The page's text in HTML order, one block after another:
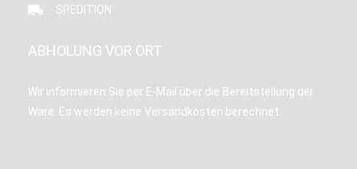
SPEDITION
ABHOLUNG VOR ORT
Wir informieren Sie per E-Mail über die Bereitstellung der
Ware. Es werden keine Versandkosten berechnet.